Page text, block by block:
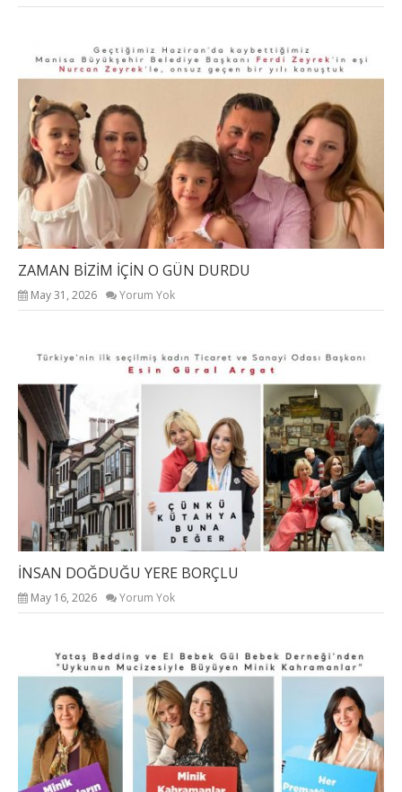
ZAMAN BİZİM İÇİN O GÜN DURDU
May 31, 2026 Yorum Yok
İNSAN DOĞDUĞU YERE BORÇLU
May 16, 2026 Yorum Yok